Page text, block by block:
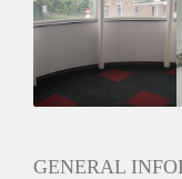
GENERAL